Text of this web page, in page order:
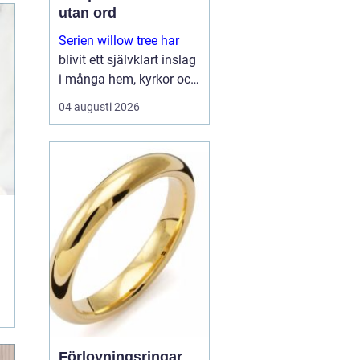
utan ord
Serien willow tree har
blivit ett självklart inslag
i många hem, kyrkor och
arbetsrum. De stilla
figurerna utan ansikten
känslor. De uttrycker
kärlek, sorg, hopp och
tacksa...
04 augusti 2026
Förlovningsringar